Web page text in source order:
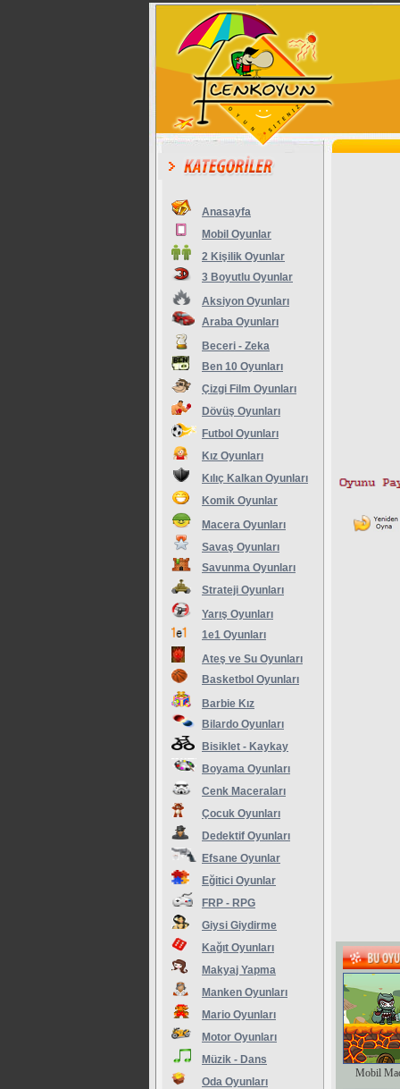
Anasayfa
Mobil Oyunlar
2 Kişilik Oyunlar
3 Boyutlu Oyunlar
Aksiyon Oyunları
Araba Oyunları
Beceri - Zeka
Ben 10 Oyunları
Çizgi Film Oyunları
Dövüş Oyunları
Futbol Oyunları
Kız Oyunları
Kılıç Kalkan Oyunları
Komik Oyunlar
Macera Oyunları
Savaş Oyunları
Savunma Oyunları
Strateji Oyunları
Yarış Oyunları
1e1 Oyunları
Ateş ve Su Oyunları
Basketbol Oyunları
Barbie Kız
Bilardo Oyunları
Bisiklet - Kaykay
Boyama Oyunları
Cenk Maceraları
Çocuk Oyunları
Dedektif Oyunları
Efsane Oyunlar
Eğitici Oyunlar
FRP - RPG
Giysi Giydirme
Kağıt Oyunları
Makyaj Yapma
Manken Oyunları
Mario Oyunları
Motor Oyunları
Müzik - Dans
Oda Oyunları
Mobil